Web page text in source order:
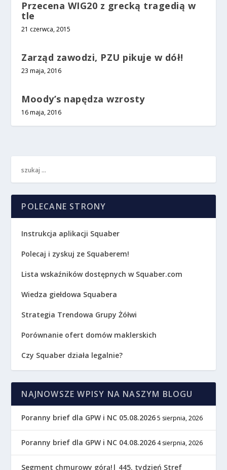
Przecena WIG20 z grecką tragedią w
tle
21 czerwca, 2015
Zarząd zawodzi, PZU pikuje w dół!
23 maja, 2016
Moody’s napędza wzrosty
16 maja, 2016
POLECANE STRONY
Instrukcja aplikacji Squaber
Polecaj i zyskuj ze Squaberem!
Lista wskaźników dostępnych w Squaber.com
Wiedza giełdowa Squabera
Strategia Trendowa Grupy Żółwi
Porównanie ofert domów maklerskich
Czy Squaber działa legalnie?
NAJNOWSZE WPISY NA NASZYM BLOGU
Poranny brief dla GPW i NC 05.08.2026 5 sierpnia, 2026
Poranny brief dla GPW i NC 04.08.2026 4 sierpnia, 2026
Segment chmurowy górą!| 445. tydzień Stref